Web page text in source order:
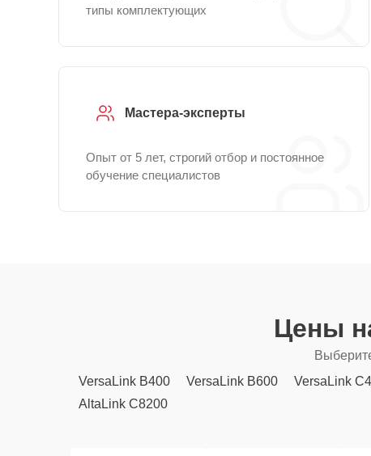
типы комплектующих
Мастера-эксперты
Опыт от 5 лет, строгий отбор и постоянное
обучение специалистов
Цены
VersaLink B400
VersaLink B600 VersaLink
AltaLink C8200